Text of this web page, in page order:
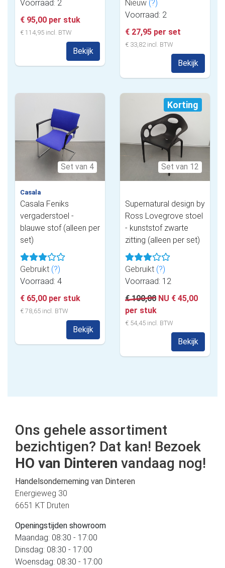
Voorraad: 2
€ 95,00 per stuk
€ 114,95 incl. BTW
Bekijk
Nieuw (?)
Voorraad: 2
€ 27,95 per set
€ 33,82 incl. BTW
Bekijk
Set van 4
Casala
Casala Feniks
vergaderstoel -
blauwe stof (alleen per
set)
Gebruikt (?)
Voorraad: 4
€ 65,00 per stuk
€ 78,65 incl. BTW
Bekijk
Korting
Set van 12
Supernatural design by
Ross Lovegrove stoel
- kunststof zwarte
zitting (alleen per set)
Gebruikt (?)
Voorraad: 12
€ 100,00 NU € 45,00
per stuk
€ 54,45 incl. BTW
Bekijk
Ons gehele assortiment
bezichtigen? Dat kan! Bezoek
HO van Dinteren vandaag nog!
Handelsonderneming van Dinteren
Energieweg 30
6651 KT Druten
Openingstijden showroom
Maandag: 08:30 - 17:00
Dinsdag: 08:30 - 17:00
Woensdag: 08:30 - 17:00